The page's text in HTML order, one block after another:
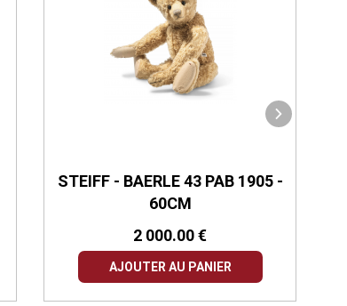
STEIFF - BAERLE 43 PAB 1905 -
60CM
2 000.00 €
AJOUTER AU PANIER